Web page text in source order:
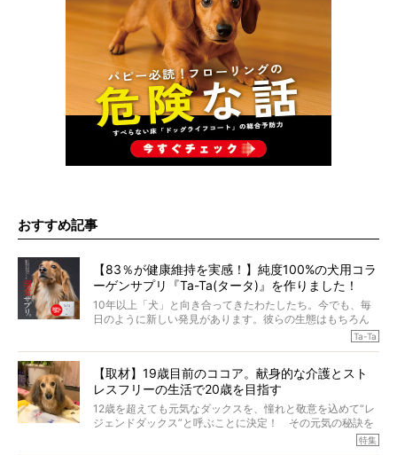
おすすめ記事
【83％が健康維持を実感！】純度100%の犬用コラ
ーゲンサプリ『Ta-Ta(タータ)』を作りました！
10年以上「犬」と向き合ってきたわたしたち。今でも、毎
日のように新しい発見があります。彼らの生態はもちろん
のこと、「食事」に関することも同じです。昔の犬は25年
代の犬の食事は“ある重要な栄養”が不足しがちになっている
というのです。
それを効率よくおぎなってくれるのが、コラーゲン！ そ
こでわたしたちは、純度100%の犬用コラーゲンサプリ
『Ta-Ta(タータ)』を作りました！
愛犬家の83％が「健康維持を実感した」と評判のTa-Ta(タ
Ta-Ta
【取材】19歳目前のココア。献身的な介護とスト
レスフリーの生活で20歳を目指す
12歳を超えても元気なダックスを、憧れと敬意を込めて“レ
ジェンドダックス”と呼ぶことに決定！ その元気の秘訣を
オーナーさんに伺うのが、特集『レジェンドダックスの肖特集